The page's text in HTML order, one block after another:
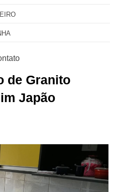
de Granito
Japão